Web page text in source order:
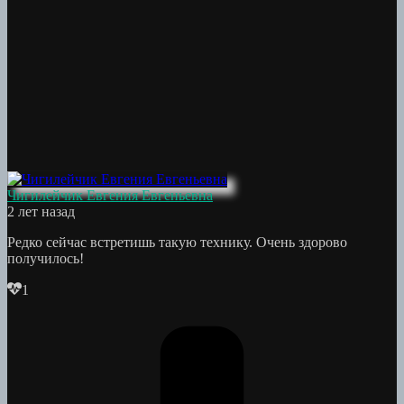
Чигилейчик Евгения Евгеньевна
2 лет назад
Редко сейчас встретишь такую технику. Очень здорово
получилось!
1